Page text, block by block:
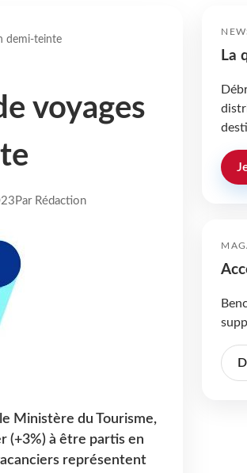
demi-teinte
voyages
Par Rédaction
Ministère du Tourisme,
(+3%) à être partis en
représentent
La